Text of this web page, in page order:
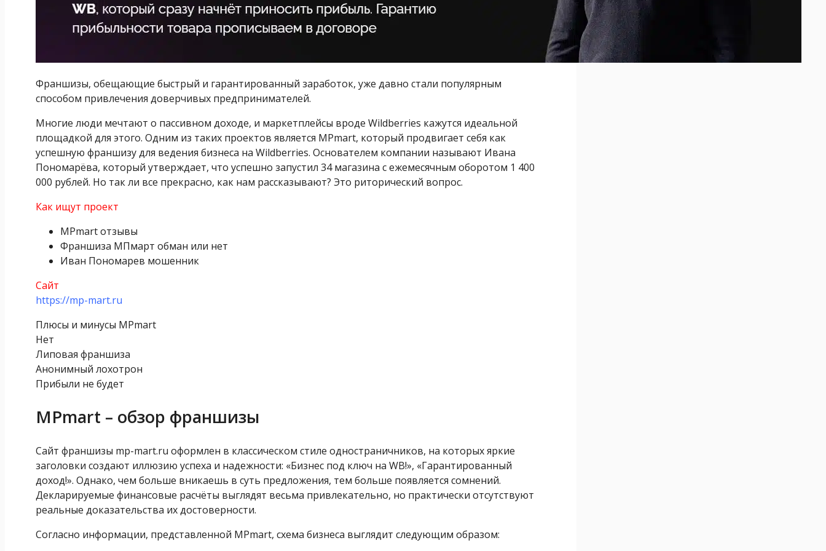
Франшизы, обещающие быстрый и гарантированный заработок, уже давно стали популярным
способом привлечения доверчивых предпринимателей.
Многие люди мечтают о пассивном доходе, и маркетплейсы вроде Wildberries кажутся идеальной
площадкой для этого. Одним из таких проектов является MPmart, который продвигает себя как
успешную франшизу для ведения бизнеса на Wildberries. Основателем компании называют Ивана
Пономарёва, который утверждает, что успешно запустил 34 магазина с ежемесячным оборотом 1 400
000 рублей. Но так ли все прекрасно, как нам рассказывают? Это риторический вопрос.
Как ищут проект
MPmart отзывы
Франшиза МПмарт обман или нет
Иван Пономарев мошенник
Сайт
https://mp-mart.ru
Плюсы и минусы MPmart
Нет
Липовая франшиза
Анонимный лохотрон
Прибыли не будет
MPmart – обзор франшизы
Сайт франшизы mp-mart.ru оформлен в классическом стиле одностраничников, на которых яркие
заголовки создают иллюзию успеха и надежности: «Бизнес под ключ на WB!», «Гарантированный
доход!». Однако, чем больше вникаешь в суть предложения, тем больше появляется сомнений.
Декларируемые финансовые расчёты выглядят весьма привлекательно, но практически отсутствуют
реальные доказательства их достоверности.
Согласно информации, представленной MPmart, схема бизнеса выглядит следующим образом: